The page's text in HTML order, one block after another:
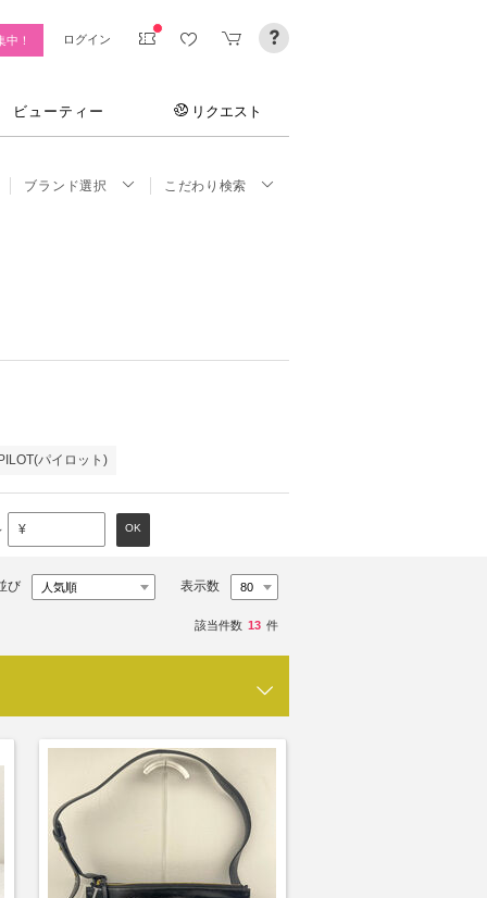
中！ ログイン
ビューティー リクエスト
ブランド選択 こだわり検索
パイロット)
¥ OK
び 表示数
該当件数 13 件